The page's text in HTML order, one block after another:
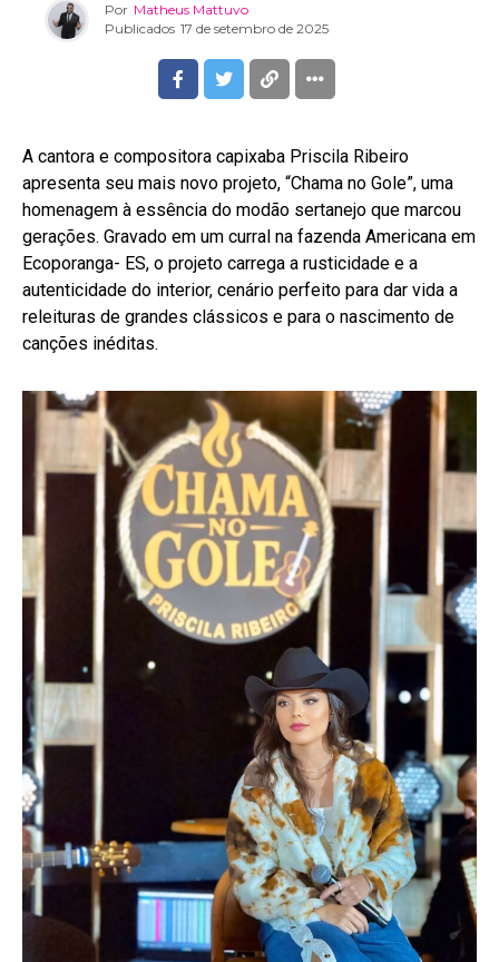
Por Matheus Mattuvo
Publicados 17 de setembro de 2025
A cantora e compositora capixaba Priscila Ribeiro
apresenta seu mais novo projeto, “Chama no Gole”, uma
homenagem à essência do modão sertanejo que marcou
gerações. Gravado em um curral na fazenda Americana em
Ecoporanga- ES, o projeto carrega a rusticidade e a
autenticidade do interior, cenário perfeito para dar vida a
releituras de grandes clássicos e para o nascimento de
canções inéditas.